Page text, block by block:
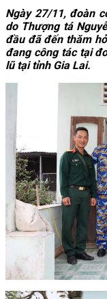
Ngày 27/11, đoàn
do Thượng tá
đầu đã đến thăm
đang công tác tại
lũ tại tỉnh Gia Lai.